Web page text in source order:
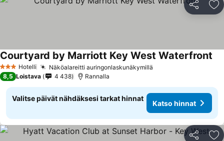
Jaa
3 Tähtiluokitus
Hotelli Näköalareitti auringonlaskunäkymillä
Courtyard by Marriott Key West Waterfront
8,5 Loistava 4 438 Rannalla
Valitse päivät nähdäksesi tarkat hinnat
Katso hinnat